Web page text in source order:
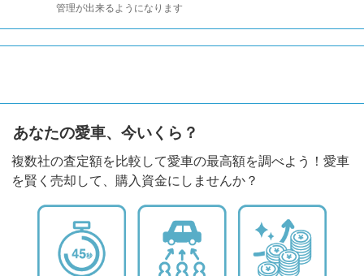
管理が出来るようになります
あなたの愛車、今いくら？
複数社の査定額を比較して愛車の最高額を調べよう！愛車
を賢く売却して、購入資金にしませんか？